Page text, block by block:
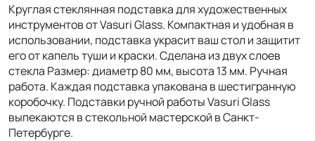
Круглая стеклянная подставка для художественных
инструментов от Vasuri Glass. Компактная и удобная в
использовании, подставка украсит ваш стол и защитит
его от капель туши и краски. Сделана из двух слоев
стекла Размер: диаметр 80 мм, высота 13 мм. Ручная
работа. Каждая подставка упакована в шестигранную
коробочку. Подставки ручной работы Vasuri Glass
выпекаются в стекольной мастерской в Санкт-
Петербурге.